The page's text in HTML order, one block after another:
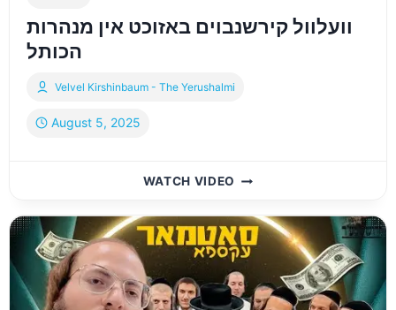
BEAUTIFUL
SUKKAH
וועלוול קירשנבוים באזוכט אין מנהרות
הכותל
Velvel Kirshinbaum - The Yerushalmi
August 5, 2025
WATCH VIDEO וועלוול
באזוכט
אין
מנהרות
הכותל